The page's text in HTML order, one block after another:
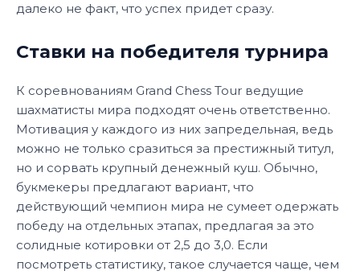
далеко не факт, что успех придет сразу.
Ставки на победителя турнира
К соревнованиям Grand Chess Tour ведущие
шахматисты мира подходят очень ответственно.
Мотивация у каждого из них запредельная, ведь
можно не только сразиться за престижный титул,
но и сорвать крупный денежный куш. Обычно,
букмекеры предлагают вариант, что
действующий чемпион мира не сумеет одержать
победу на отдельных этапах, предлагая за это
солидные котировки от 2,5 до 3,0. Если
посмотреть статистику, такое случается чаще, чем